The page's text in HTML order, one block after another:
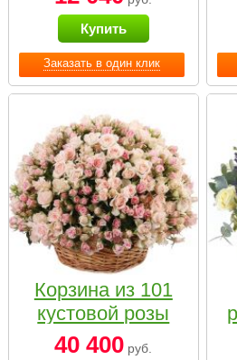
Заказать в один клик
Купить
Корзина из 101
кустовой розы
нежных тонов
40 400 руб.